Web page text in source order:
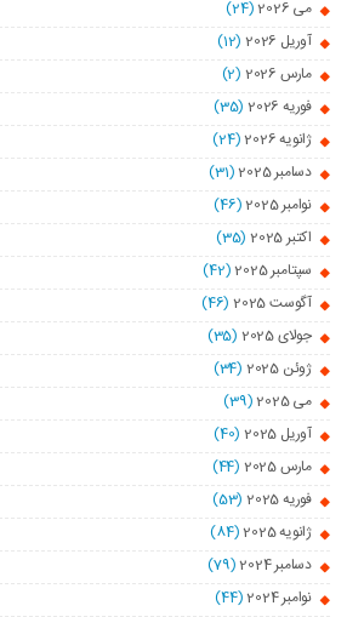
می 2026
(24)
آوریل 2026
(12)
مارس 2026
(2)
فوریه 2026
(35)
ژانویه 2026
(24)
دسامبر 2025
(31)
نوامبر 2025
(46)
اکتبر 2025
(35)
سپتامبر 2025
(42)
آگوست 2025
(46)
جولای 2025
(35)
ژوئن 2025
(34)
می 2025
(39)
آوریل 2025
(40)
مارس 2025
(44)
فوریه 2025
(53)
ژانویه 2025
(84)
دسامبر 2024
(79)
نوامبر 2024
(44)